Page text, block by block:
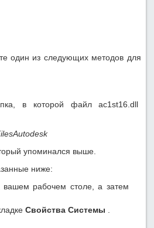
один из следующих методов для
в которой файл ac1st16.dll
упоминался выше.
ниже:
вашем рабочем столе, а затем
Свойства Системы